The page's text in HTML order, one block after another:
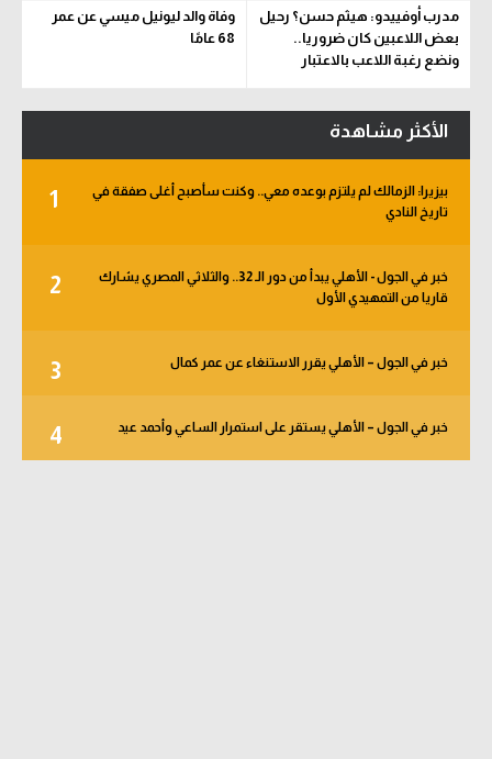
مدرب أوفييدو: هيثم حسن؟ رحيل
بعض اللاعبين كان ضروريا..
ونضع رغبة اللاعب بالاعتبار
وفاة والد ليونيل ميسي عن عمر
68 عامًا
الأكثر مشاهدة
1
بيزيرا: الزمالك لم يلتزم بوعده معي.. وكنت سأصبح أغلى صفقة في
تاريخ النادي
2
خبر في الجول - الأهلي يبدأ من دور الـ 32.. والثلاثي المصري يشارك
قاريا من التمهيدي الأول
3 خبر في الجول – الأهلي يقرر الاستنغاء عن عمر كمال
4 خبر في الجول – الأهلي يستقر على استمرار الساعي وأحمد عيد